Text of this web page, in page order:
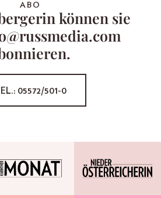
ABO
können sie
05572/501-0